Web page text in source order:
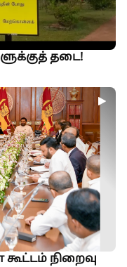
தடை!
அமெரிக்க வரி-தலைவர்கள் கூட்டம் நிறைவு